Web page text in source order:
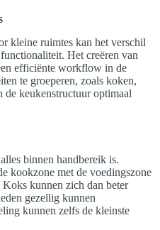
kleine ruimtes kan het verschil
Het creëren van
efficiënte workflow in de
te groeperen, zoals koken,
de keukenstructuur optimaal
binnen handbereik is.
kookzone met de voedingszone
Koks kunnen zich dan beter
gezellig kunnen
kunnen zelfs de kleinste